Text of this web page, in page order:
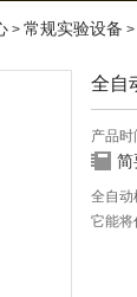
> 常规实验设备 >
全自
产品
简
全自动
它能将